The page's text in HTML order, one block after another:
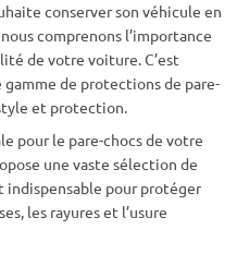
conserver son véhicule en
comprenons l’importance
de votre voiture. C’est
de protections de pare-
et protection.
pour le pare-chocs de votre
une vaste sélection de
indispensable pour protéger
les rayures et l’usure